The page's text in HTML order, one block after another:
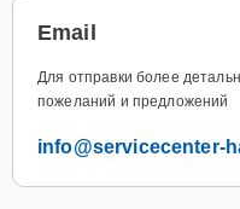
Email
Для отправки более
пожеланий и предложений
info@servicecenter-